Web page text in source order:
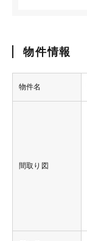
物件情報
物件名
間取り図